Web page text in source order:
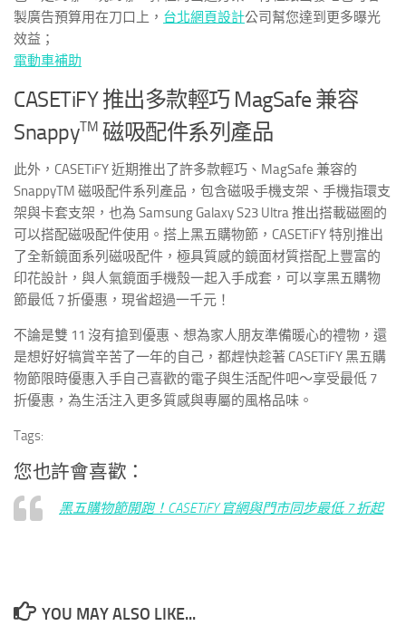
製廣告預算用在刀口上， 台北網頁設計公司幫您達到更多曝光
效益；
電動車補助
CASETiFY 推出多款輕巧 MagSafe 兼容
SnappyTM 磁吸配件系列產品
此外，CASETiFY 近期推出了許多款輕巧、MagSafe 兼容的
SnappyTM 磁吸配件系列產品，包含磁吸手機支架、手機指環支
架與卡套支架，也為 Samsung Galaxy S23 Ultra 推出搭載磁圈的
可以搭配磁吸配件使用。搭上黑五購物節，CASETiFY 特別推出
了全新鏡面系列磁吸配件，極具質感的鏡面材質搭配上豐富的
印花設計，與人氣鏡面手機殼一起入手成套，可以享黑五購物
節最低 7 折優惠，現省超過一千元！
不論是雙 11 沒有搶到優惠、想為家人朋友準備暖心的禮物，還
是想好好犒賞辛苦了一年的自己，都趕快趁著 CASETiFY 黑五購
物節限時優惠入手自己喜歡的電子與生活配件吧～享受最低 7
折優惠，為生活注入更多質感與專屬的風格品味。
Tags:
您也許會喜歡：
黑五購物節開跑！CASETiFY 官網與門市同步最低 7 折起
YOU MAY ALSO LIKE...